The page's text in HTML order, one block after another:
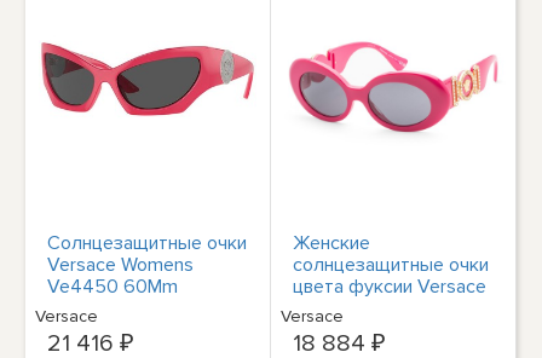
Солнцезащитные очки
Versace Womens
Ve4450 60Mm
Женские
Versace
21 416 ₽
Женские
солнцезащитные очки
цвета фуксии Versace
VE4426BU-536787
Fashion 54 мм
Versace
18 884 ₽